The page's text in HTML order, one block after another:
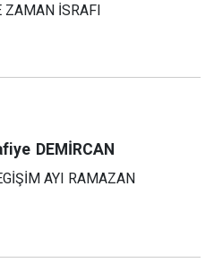
ZAMAN İSRAFI
DEMİRCAN
AYI RAMAZAN